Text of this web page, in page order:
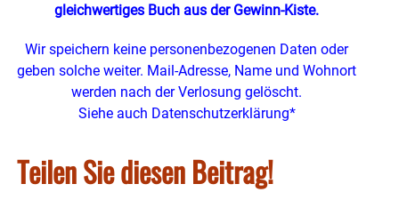
gleichwertiges Buch aus der Gewinn-Kiste.
Wir speichern keine personenbezogenen Daten oder
geben solche weiter. Mail-Adresse, Name und Wohnort
werden nach der Verlosung gelöscht.
Siehe auch Datenschutzerklärung*
Teilen Sie diesen Beitrag!